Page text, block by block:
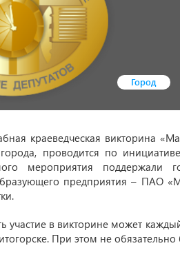
Город
краеведческая викторина
проводится по
мероприятия поддержали
предприятия – ПАО
участие в викторине может
При этом не